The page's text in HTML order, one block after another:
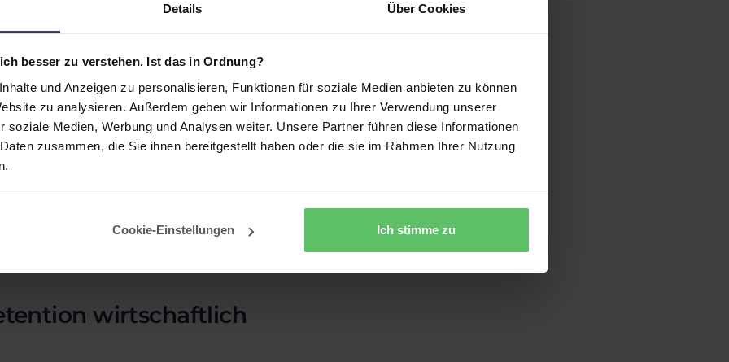
Details Über Cookies
besser zu verstehen. Ist das in Ordnung?
und Anzeigen zu personalisieren, Funktionen für soziale Medien anbieten zu können
zu analysieren. Außerdem geben wir Informationen zu Ihrer Verwendung unserer
soziale Medien, Werbung und Analysen weiter. Unsere Partner führen diese Informationen
zusammen, die Sie ihnen bereitgestellt haben oder die sie im Rahmen Ihrer Nutzung
Cookie-Einstellungen Ich stimme zu
getrennt nach laufzeitbasierten und
Datenintensität, um Pricing und
B. Nutzungsabfall, Ticket-Häufung), damit
Marge und Haltedauer und erlaubt,
Bauchgefühl auszurichten.
viele Diskussionen plötzlich konkret: Welche
und wo lohnt sich Retention wirklich?
wirtschaftlich